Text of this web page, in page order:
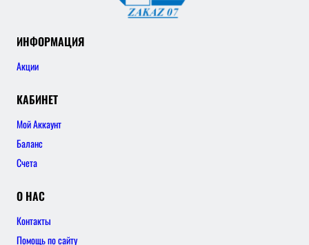
ИНФОРМАЦИЯ
Акции
КАБИНЕТ
Мой Аккаунт
Баланс
Счета
О НАС
Контакты
Помощь по сайту